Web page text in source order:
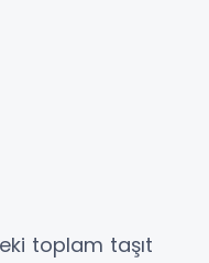
toplam taşıt